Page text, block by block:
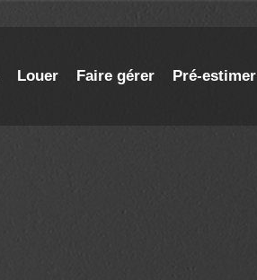
Louer Faire gérer Pré-estimer